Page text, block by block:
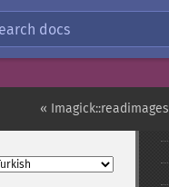
docs
« Imagick::readimages